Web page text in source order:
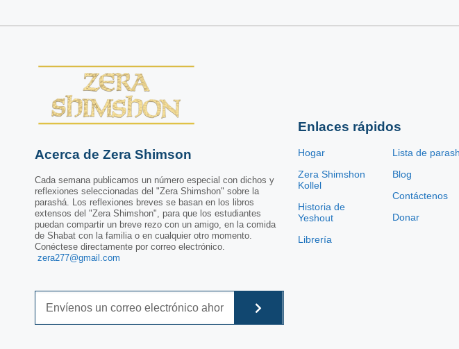
Acerca de Zera Shimson
Cada semana publicamos un número especial con dichos y
reflexiones seleccionadas del "Zera Shimshon" sobre la
parashá. Los reflexiones breves se basan en los libros
extensos del "Zera Shimshon", para que los estudiantes
puedan compartir un breve rezo con un amigo, en la comida
de Shabat con la familia o en cualquier otro momento.
Conéctese directamente por correo electrónico.
zera277@gmail.com
Enlaces rápidos
Hogar
Zera Shimshon
Kollel
Historia de
Yeshout
Librería
Lista de
Blog
Contáctenos
Donar